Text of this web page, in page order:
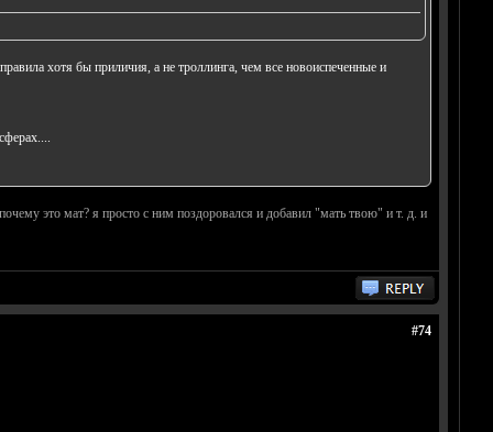
хотя бы приличия, а не троллинга, чем все новоиспеченные и
это мат? я просто с ним поздоровался и добавил "мать твою" и т. д. и
#74